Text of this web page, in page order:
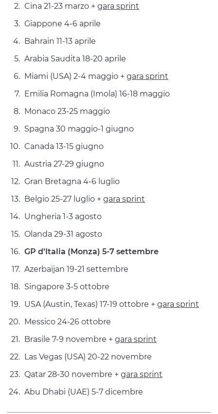
Cina 21-23 marzo + gara sprint
Giappone 4-6 aprile
Bahrain 11-13 aprile
Arabia Saudita 18-20 aprile
Miami (USA) 2-4 maggio + gara sprint
Emilia Romagna (Imola) 16-18 maggio
Monaco 23-25 maggio
Spagna 30 maggio-1 giugno
Canada 13-15 giugno
Austria 27-29 giugno
Gran Bretagna 4-6 luglio
Belgio 25-27 luglio + gara sprint
Ungheria 1-3 agosto
Olanda 29-31 agosto
GP d’Italia (Monza) 5-7 settembre
Azerbaijan 19-21 settembre
Singapore 3-5 ottobre
USA (Austin, Texas) 17-19 ottobre + gara sprint
Messico 24-26 ottobre
Brasile 7-9 novembre + gara sprint
Las Vegas (USA) 20-22 novembre
Qatar 28-30 novembre + gara sprint
Abu Dhabi (UAE) 5-7 dicembre